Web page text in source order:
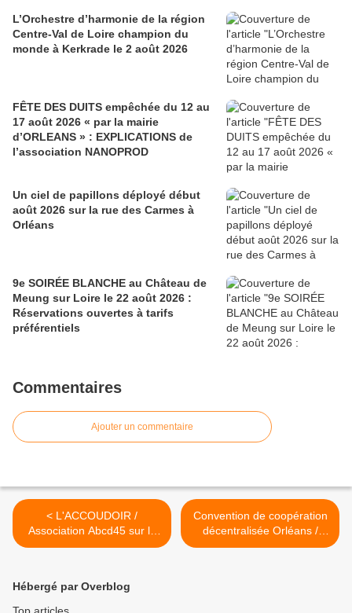
L’Orchestre d’harmonie de la région
Centre-Val de Loire champion du
monde à Kerkrade le 2 août 2026
FÊTE DES DUITS empêchée du 12 au
17 août 2026 « par la mairie
d’ORLEANS » : EXPLICATIONS de
l’association NANOPROD
Un ciel de papillons déployé début
août 2026 sur la rue des Carmes à
Orléans
9e SOIRÉE BLANCHE au Château de
Meung sur Loire le 22 août 2026 :
Réservations ouvertes à tarifs
préférentiels
Commentaires
Ajouter un commentaire
< L'ACCOUDOIR /
Association Abcd45 sur le
Festival...
Convention de coopération
décentralisée Orléans /
Parakou : envoi de matériel
Hébergé par Overblog